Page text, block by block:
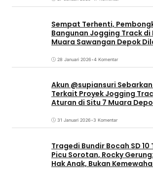
Sempat Terhenti,
Bangunan Jogging Track di
Muara Sawangan Depok
28 Januari 2026•4 Komentar
Akun @supiansuri
Terkait Proyek Jogging
Aturan di Situ 7 Muara
31 Januari 2026•3 Komentar
Tragedi Bundir Bocah SD 10
Picu Sorotan, Rocky
Hak Anak, Bukan